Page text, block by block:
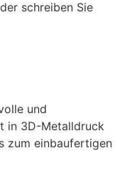
schreiben Sie
und
in 3D-Metalldruck
zum einbaufertigen